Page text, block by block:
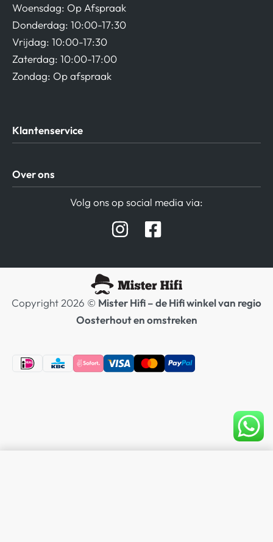
Woensdag: Op Afspraak
Donderdag: 10:00-17:30
Vrijdag: 10:00-17:30
Zaterdag: 10:00-17:00
Zondag: Op afspraak
Klantenservice
Privacy beleid
Verzending / Retour
Afspraak Demoruimte
Over ons
Hifi winkel Raamsdonksveer
Volg ons op social media via:
Copyright 2026 © Mister Hifi – de Hifi winkel van regio
Oosterhout en omstreken